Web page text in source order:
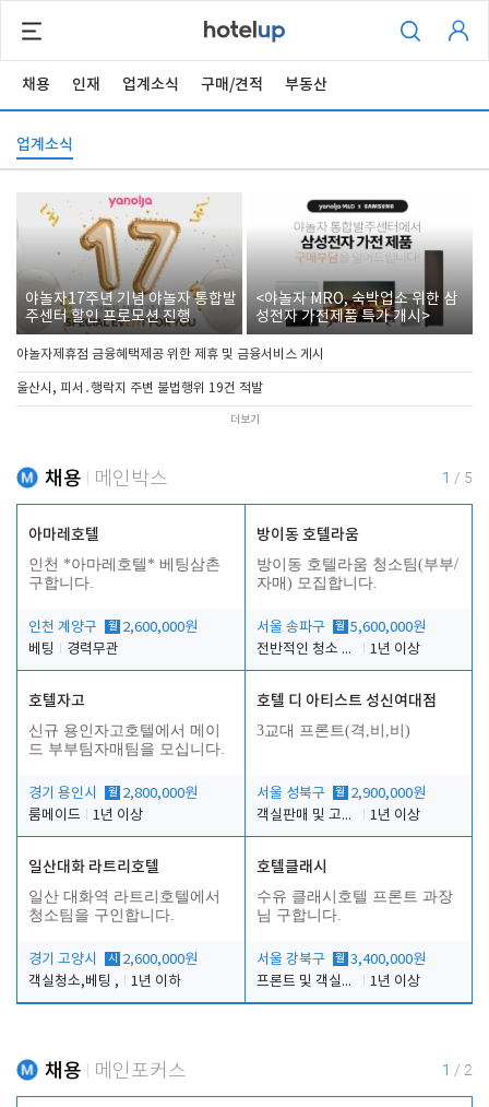
채용 인재 업계소식 구매/견적 부동산
업계소식
야놀자17주년 기념 야놀자 통합발
주센터 할인 프로모션 진행
<야놀자 MRO, 숙박업소 위한 삼
성전자 가전제품 특가 개시>
야놀자제휴점 금융혜택제공 위한 제휴 및 금융서비스 게시
울산시, 피서․행락지 주변 불법행위 19건 적발
더보기
채용 메인박스 1 / 5
아마레호텔
인천 *아마레호텔* 베팅삼촌
구합니다.
인천 계양구 월 2,600,000원
베팅
경력무관
방이동 호텔라움
방이동 호텔라움 청소팀(부부/
자매) 모집합니다.
서울 송파구 월 5,600,000원
전반적인 청소 업무(객실청소.객실정리)
1년 이상
호텔자고
신규 용인자고호텔에서 메이
드 부부팀자매팀을 모십니다.
경기 용인시 월 2,800,000원
룸메이드
1년 이상
호텔 디 아티스트 성신여대점
3교대 프론트(격,비,비)
서울 성북구 월 2,900,000원
객실판매 및 고객응대
1년 이상
일산대화 라트리호텔
일산 대화역 라트리호텔에서
청소팀을 구인합니다.
경기 고양시 시
2,600,000원
객실청소,베팅 ,
1년 이하
호텔클래시
수유 클래시호텔 프론트 과장
님 구합니다.
서울 강북구 월 3,400,000원
프론트 및 객실관리
1년 이상
채용 메인포커스 1 / 2